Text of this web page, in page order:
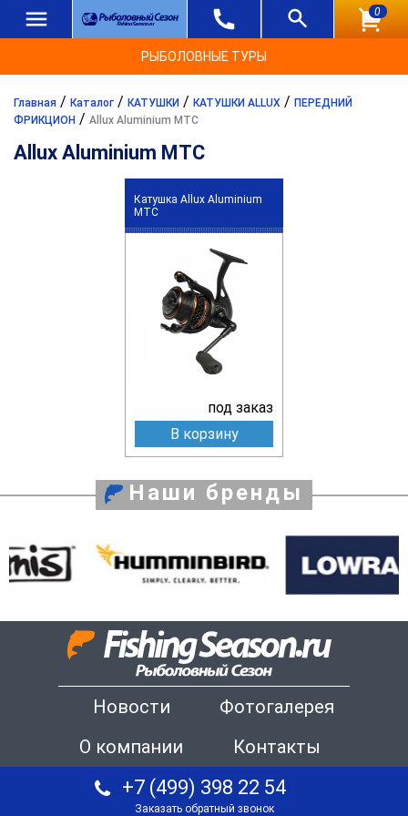
0
РЫБОЛОВНЫЕ ТУРЫ
Главная / Каталог / КАТУШКИ / КАТУШКИ ALLUX / ПЕРЕДНИЙ
ФРИКЦИОН / Allux Aluminium MTC
Allux Aluminium MTC
Катушка Allux Aluminium
MTC
под заказ
В корзину
Наши бренды
Новости
Фотогалерея
О компании
Контакты
+7 (499) 398 22 54
Заказать обратный звонок